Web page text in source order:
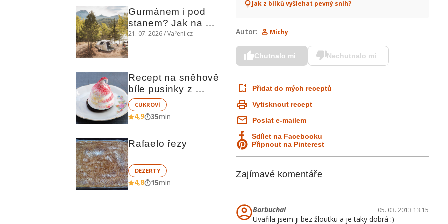
Gurmánem i pod
stanem? Jak na
polní kuchyni a na
21. 07. 2026 / Vaření.cz
Recept na sněhově
bíle pusinky z
vaječných bílků
CUKROVÍ
4,9 35min
Rafaelo řezy
DEZERTY
4,8 15min
Jak z bílků vyšlehat pevný sníh?
Autor: Michy
Chutnalo mi Nechutnalo mi
Přidat do mých receptů
Vytisknout recept
Poslat e-mailem
Sdílet na Facebooku
Připnout na Pinterest
Zajímavé komentáře
Barbuchal 05. 03. 2013 13:15
Uvařila jsem ji bez žloutku a je taky dobrá :)